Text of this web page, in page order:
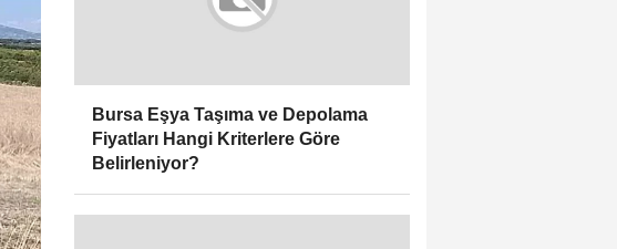
Bursa Eşya Taşıma ve Depolama
Fiyatları Hangi Kriterlere Göre
Belirleniyor?